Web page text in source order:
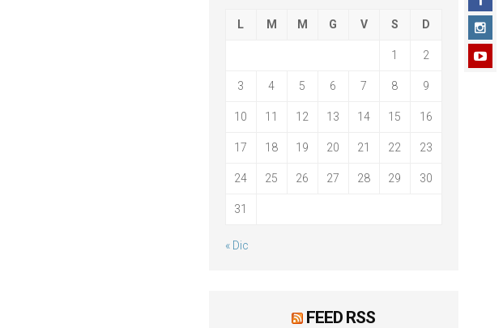
L M M G V S D
1 2
3 4 5 6 7 8 9
10 11 12 13 14 15 16
17 18 19 20 21 22 23
24 25 26 27 28 29 30
31
« Dic
FEED RSS